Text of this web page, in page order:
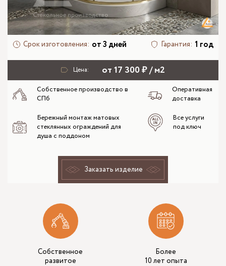
Срок изготовления: от 3 дней Гарантия: 1 год
Цена: от 17 300 ₽ / м2
Собственное производство в
СПб
Оперативная
доставка
Бережный монтаж матовых
стеклянных ограждений для
душа с поддоном
Все услуги
под ключ
Заказать изделие
Собственное
развитое
Более
10 лет опыта